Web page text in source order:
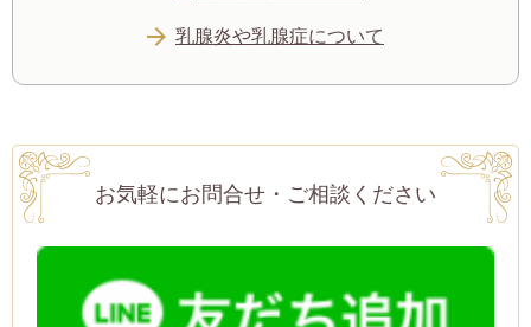
乳腺炎や乳腺症について
お気軽にお問合せ・ご相談ください